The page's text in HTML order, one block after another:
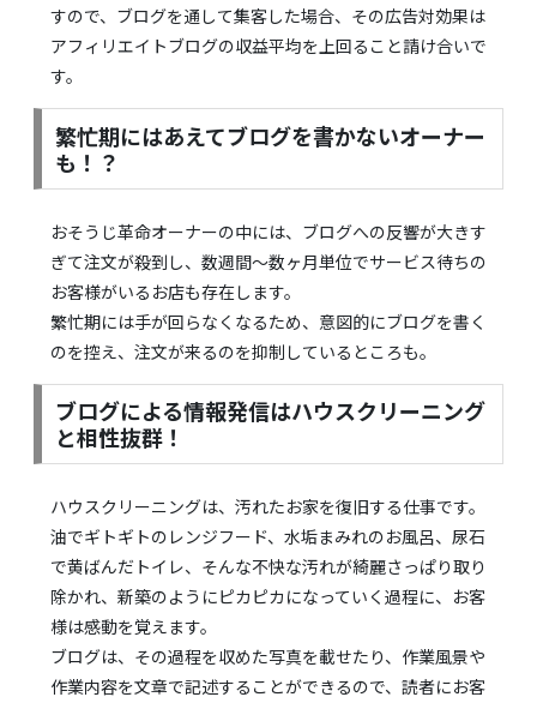
すので、ブログを通して集客した場合、その広告対効果は
アフィリエイトブログの収益平均を上回ること請け合いで
す。
繁忙期にはあえてブログを書かないオーナー
も！？
おそうじ革命オーナーの中には、ブログへの反響が大きす
ぎて注文が殺到し、数週間〜数ヶ月単位でサービス待ちの
お客様がいるお店も存在します。
繁忙期には手が回らなくなるため、意図的にブログを書く
のを控え、注文が来るのを抑制しているところも。
ブログによる情報発信はハウスクリーニング
と相性抜群！
ハウスクリーニングは、汚れたお家を復旧する仕事です。
油でギトギトのレンジフード、水垢まみれのお風呂、尿石
で黄ばんだトイレ、そんな不快な汚れが綺麗さっぱり取り
除かれ、新築のようにピカピカになっていく過程に、お客
様は感動を覚えます。
ブログは、その過程を収めた写真を載せたり、作業風景や
作業内容を文章で記述することができるので、読者にお客